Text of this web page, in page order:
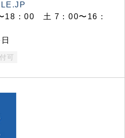
18：00 土 7：00〜16：
可